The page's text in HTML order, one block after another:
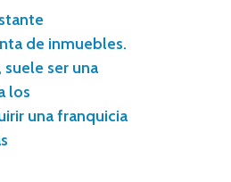
de inmuebles.
ser una
los
una franquicia